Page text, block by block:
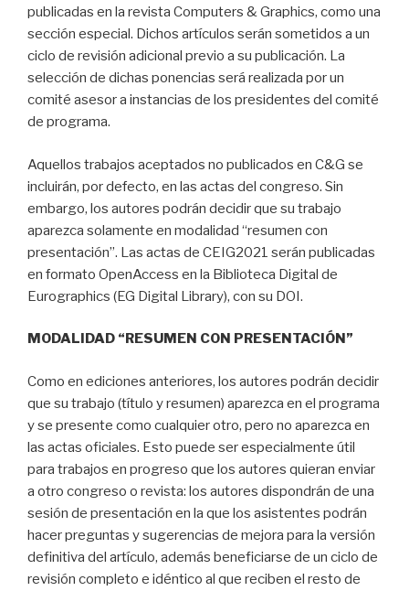
publicadas en la revista Computers & Graphics, como una
sección especial. Dichos artículos serán sometidos a un
ciclo de revisión adicional previo a su publicación. La
selección de dichas ponencias será realizada por un
comité asesor a instancias de los presidentes del comité
de programa.
Aquellos trabajos aceptados no publicados en C&G se
incluirán, por defecto, en las actas del congreso. Sin
embargo, los autores podrán decidir que su trabajo
aparezca solamente en modalidad “resumen con
presentación”. Las actas de CEIG2021 serán publicadas
en formato OpenAccess en la Biblioteca Digital de
Eurographics (EG Digital Library), con su DOI.
MODALIDAD “RESUMEN CON PRESENTACIÓN”
Como en ediciones anteriores, los autores podrán decidir
que su trabajo (título y resumen) aparezca en el programa
y se presente como cualquier otro, pero no aparezca en
las actas oficiales. Esto puede ser especialmente útil
para trabajos en progreso que los autores quieran enviar
a otro congreso o revista: los autores dispondrán de una
sesión de presentación en la que los asistentes podrán
hacer preguntas y sugerencias de mejora para la versión
definitiva del artículo, además beneficiarse de un ciclo de
revisión completo e idéntico al que reciben el resto de